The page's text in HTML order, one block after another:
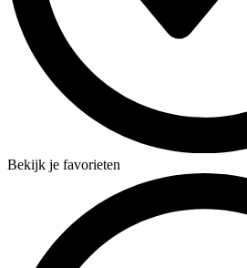
Bekijk je favorieten